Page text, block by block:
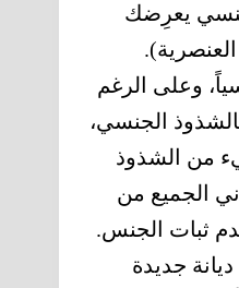
يعرِضك
وعلى الرغم
الجنسي،
من الشذوذ
الجميع من
ثبات الجنس.
جديدة